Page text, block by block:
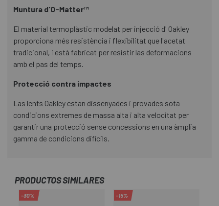
Muntura d'O-Matter™
El material termoplàstic modelat per injecció d' Oakley
proporciona més resistència i flexibilitat que l'acetat
tradicional, i està fabricat per resistir las deformacions
amb el pas del temps.
Protecció contra impactes
Las lents Oakley estan dissenyades i provades sota
condicions extremes de massa alta i alta velocitat per
garantir una protecció sense concessions en una àmplia
gamma de condicions difícils.
PRODUCTOS SIMILARES
-30% -15%